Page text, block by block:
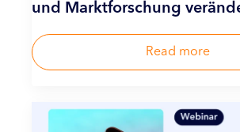
und Marktforschung
Read more